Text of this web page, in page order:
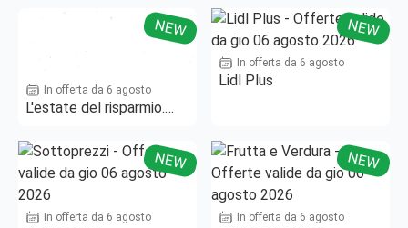
NEW
In offerta da 6 agosto
L'estate del risparmio.
NEW
In offerta da 6 agosto
Lidl Plus
NEW
In offerta da 6 agosto
NEW
In offerta da 6 agosto